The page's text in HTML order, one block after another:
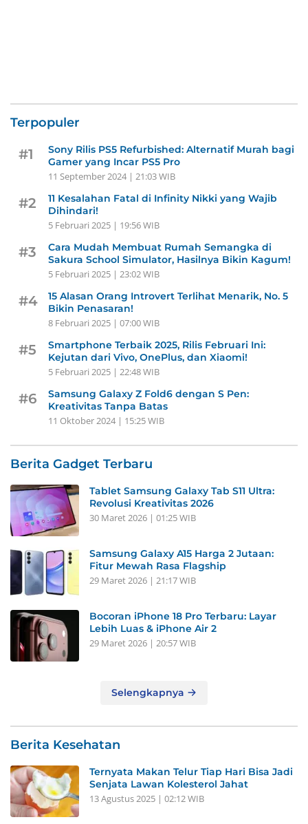
Terpopuler
#1
Sony Rilis PS5 Refurbished: Alternatif Murah bagi
Gamer yang Incar PS5 Pro
11 September 2024 | 21:03 WIB
#2
11 Kesalahan Fatal di Infinity Nikki yang Wajib
Dihindari!
5 Februari 2025 | 19:56 WIB
#3
Cara Mudah Membuat Rumah Semangka di
Sakura School Simulator, Hasilnya Bikin Kagum!
5 Februari 2025 | 23:02 WIB
#4
15 Alasan Orang Introvert Terlihat Menarik, No. 5
Bikin Penasaran!
8 Februari 2025 | 07:00 WIB
#5
Smartphone Terbaik 2025, Rilis Februari Ini:
Kejutan dari Vivo, OnePlus, dan Xiaomi!
5 Februari 2025 | 22:48 WIB
#6
Samsung Galaxy Z Fold6 dengan S Pen:
Kreativitas Tanpa Batas
11 Oktober 2024 | 15:25 WIB
Berita Gadget Terbaru
Tablet Samsung Galaxy Tab S11 Ultra:
Revolusi Kreativitas 2026
30 Maret 2026 | 01:25 WIB
Samsung Galaxy A15 Harga 2 Jutaan:
Fitur Mewah Rasa Flagship
29 Maret 2026 | 21:17 WIB
Bocoran iPhone 18 Pro Terbaru: Layar
Lebih Luas & iPhone Air 2
29 Maret 2026 | 20:57 WIB
Selengkapnya
Berita Kesehatan
Ternyata Makan Telur Tiap Hari Bisa Jadi
Senjata Lawan Kolesterol Jahat
13 Agustus 2025 | 02:12 WIB